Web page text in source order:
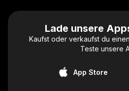
Lade unsere
Kaufst oder verkaufst du
Teste unsere
App Store